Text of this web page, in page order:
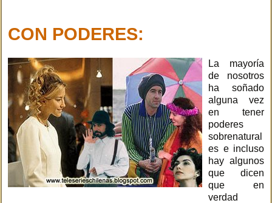
CON PODERES:
La mayoría
de nosotros
ha soñado
alguna vez
en tener
poderes
sobrenatural
es e incluso
hay algunos
que dicen
que en
verdad